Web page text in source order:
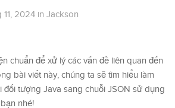
11, 2024 in Jackson
chuẩn để xử lý các vấn đề liên quan đến
bài viết này, chúng ta sẽ tìm hiểu làm
đối tượng Java sang chuỗi JSON sử dụng
nhé!